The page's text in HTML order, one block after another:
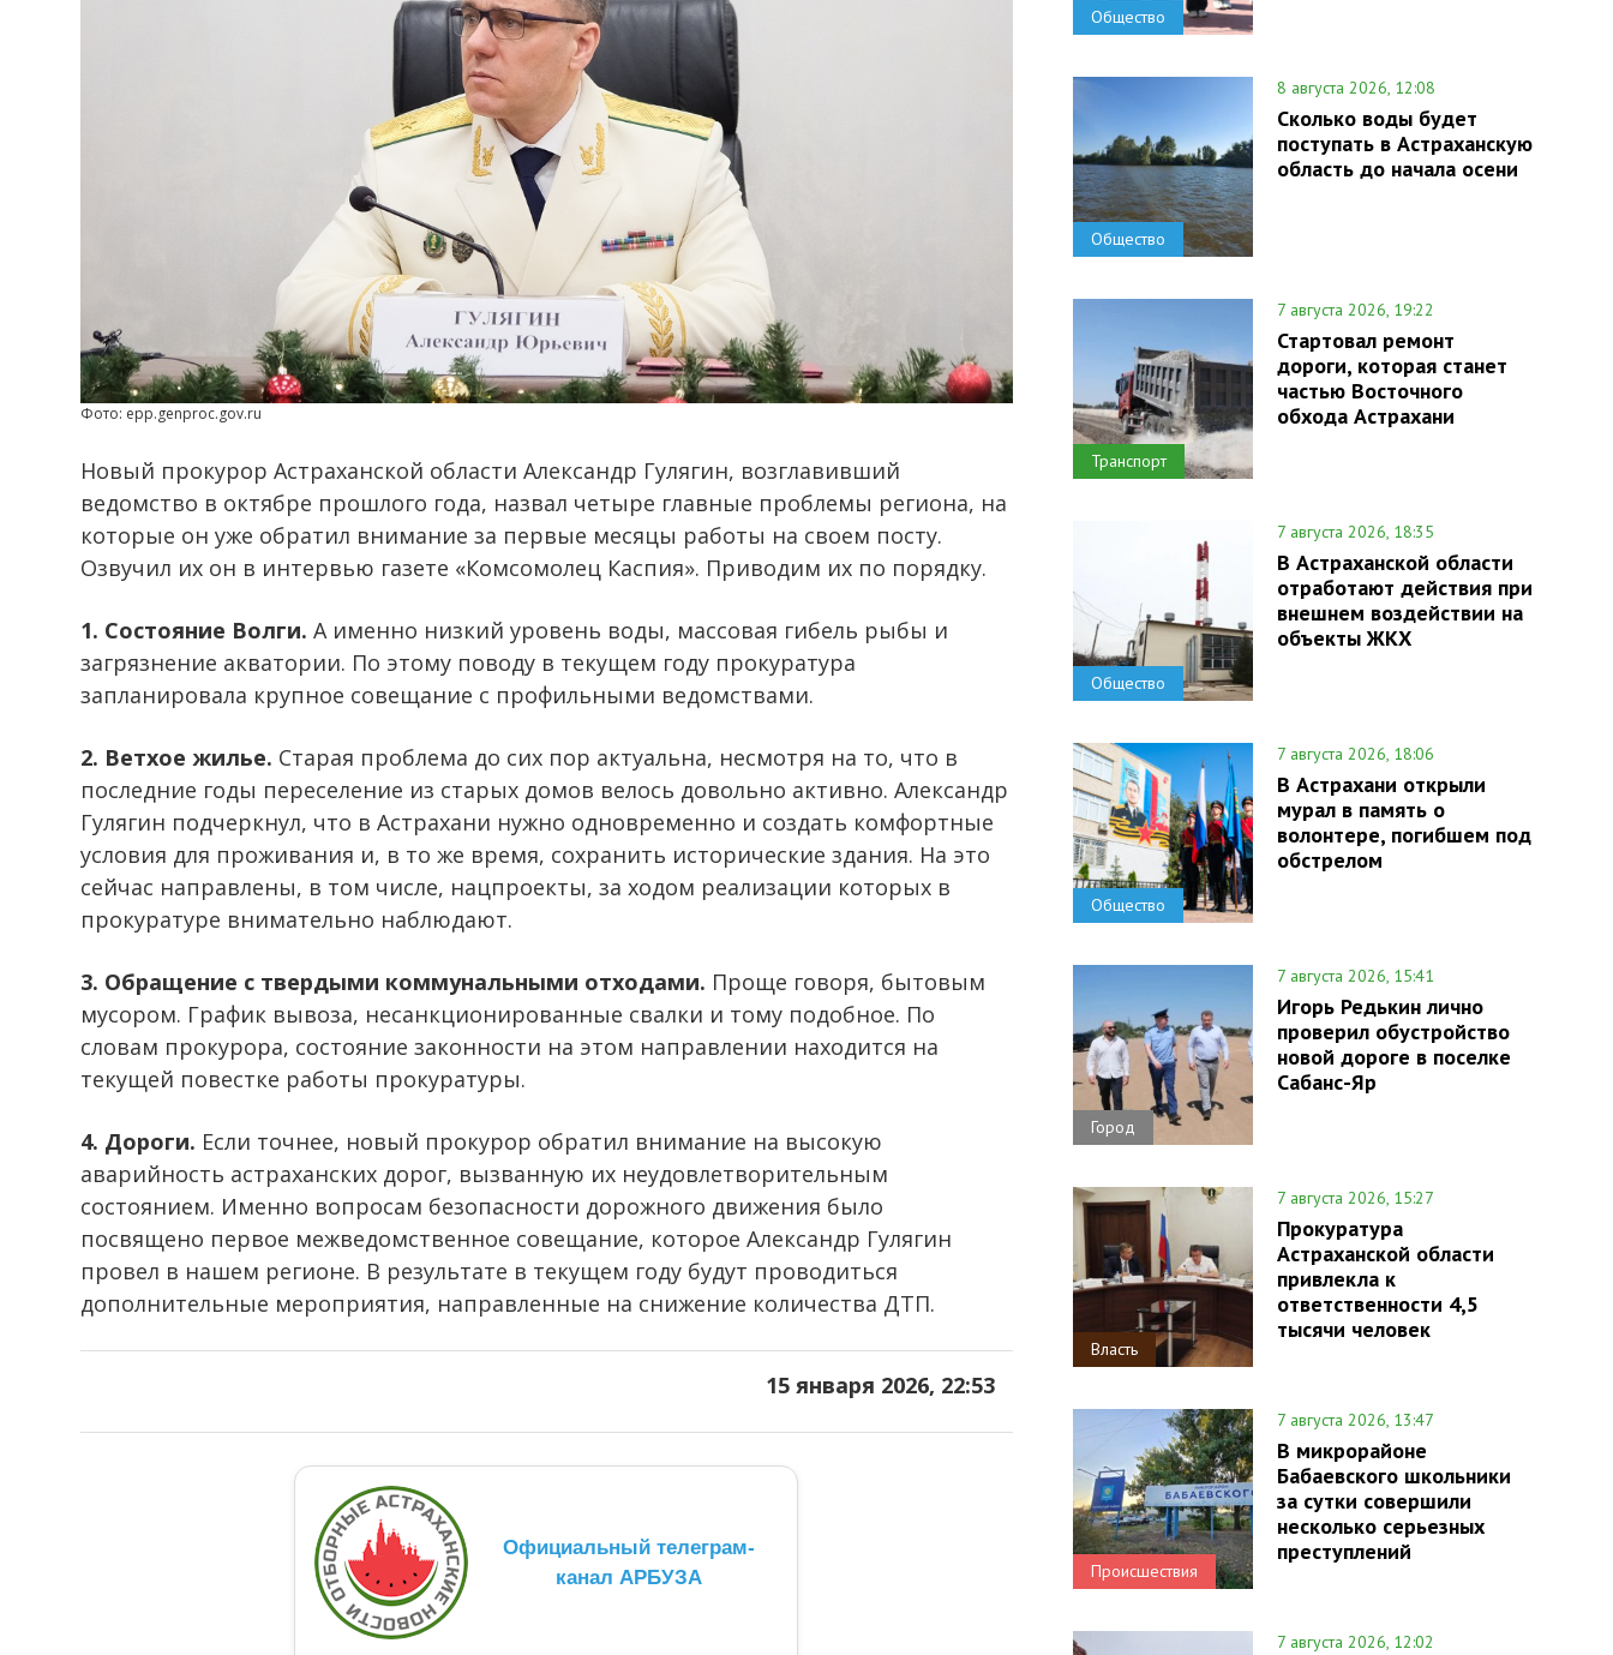
Фото: epp.genproc.gov.ru
Новый прокурор Астраханской области Александр Гулягин, возглавивший
ведомство в октябре прошлого года, назвал четыре главные проблемы региона, на
которые он уже обратил внимание за первые месяцы работы на своем посту.
Озвучил их он в интервью газете «Комсомолец Каспия». Приводим их по порядку.
1. Состояние Волги. А именно низкий уровень воды, массовая гибель рыбы и
загрязнение акватории. По этому поводу в текущем году прокуратура
запланировала крупное совещание с профильными ведомствами.
2. Ветхое жилье. Старая проблема до сих пор актуальна, несмотря на то, что в
последние годы переселение из старых домов велось довольно активно. Александр
Гулягин подчеркнул, что в Астрахани нужно одновременно и создать комфортные
условия для проживания и, в то же время, сохранить исторические здания. На это
сейчас направлены, в том числе, нацпроекты, за ходом реализации которых в
прокуратуре внимательно наблюдают.
3. Обращение с твердыми коммунальными отходами. Проще говоря, бытовым
мусором. График вывоза, несанкционированные свалки и тому подобное. По
словам прокурора, состояние законности на этом направлении находится на
текущей повестке работы прокуратуры.
4. Дороги. Если точнее, новый прокурор обратил внимание на высокую
аварийность астраханских дорог, вызванную их неудовлетворительным
состоянием. Именно вопросам безопасности дорожного движения было
посвящено первое межведомственное совещание, которое Александр Гулягин
провел в нашем регионе. В результате в текущем году будут проводиться
дополнительные мероприятия, направленные на снижение количества ДТП.
15 января 2026, 22:53
Официальный телеграм-
канал АРБУЗА
Общество
Общество
8 августа 2026, 12:08
Сколько воды будет
поступать в Астраханскую
область до начала осени
Транспорт
7 августа 2026, 19:22
Стартовал ремонт
дороги, которая станет
частью Восточного
обхода Астрахани
Общество
7 августа 2026, 18:35
В Астраханской области
отработают действия при
внешнем воздействии на
объекты ЖКХ
Общество
7 августа 2026, 18:06
В Астрахани открыли
мурал в память о
волонтере, погибшем под
обстрелом
Город
7 августа 2026, 15:41
Игорь Редькин лично
проверил обустройство
новой дороге в поселке
Сабанс-Яр
Власть
7 августа 2026, 15:27
Прокуратура
Астраханской области
привлекла к
ответственности 4,5
тысячи человек
Происшествия
7 августа 2026, 13:47
В микрорайоне
Бабаевского школьники
за сутки совершили
несколько серьезных
преступлений
7 августа 2026, 12:02